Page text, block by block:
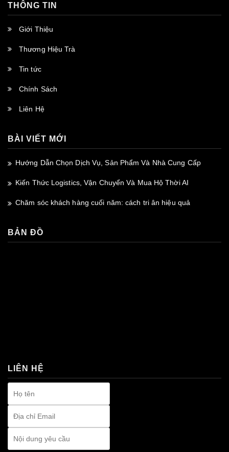
THÔNG TIN
Giới Thiệu
Thương Hiệu Trà
Tin tức
Chính Sách
Liên Hệ
BÀI VIẾT MỚI
Hướng Dẫn Chọn Dịch Vụ, Sản Phẩm Và Nhà Cung Cấp
Kiến Thức Logistics, Vận Chuyển Và Mua Hộ Thời AI
Chăm sóc khách hàng cuối năm: cách tri ân hiệu quả
BẢN ĐỒ
LIÊN HỆ